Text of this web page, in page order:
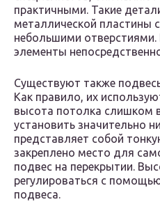
практичными. Такие
металлической пластины
небольшими отверстиями.
элементы
Существуют также
Как правило, их
высота потолка слишком
установить значительно
представляет собой
закреплено место для
подвес на перекрытии.
регулироваться с
подвеса.